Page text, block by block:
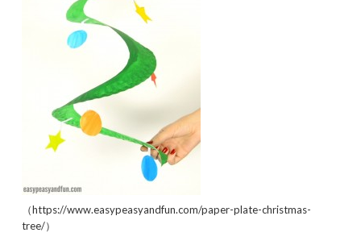
（https://www.easypeasyandfun.com/paper-plate-christmas-
tree/）